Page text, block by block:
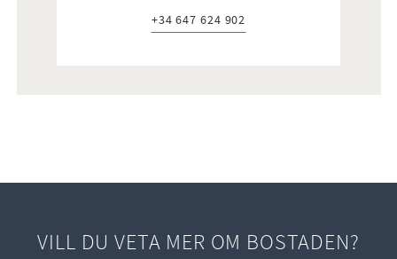
Telefon:
+34 647 624 902
VILL DU VETA MER OM BOSTADEN?